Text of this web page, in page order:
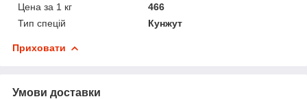
Цена за 1 кг
466
Тип спецій
Кунжут
Приховати
Умови доставки